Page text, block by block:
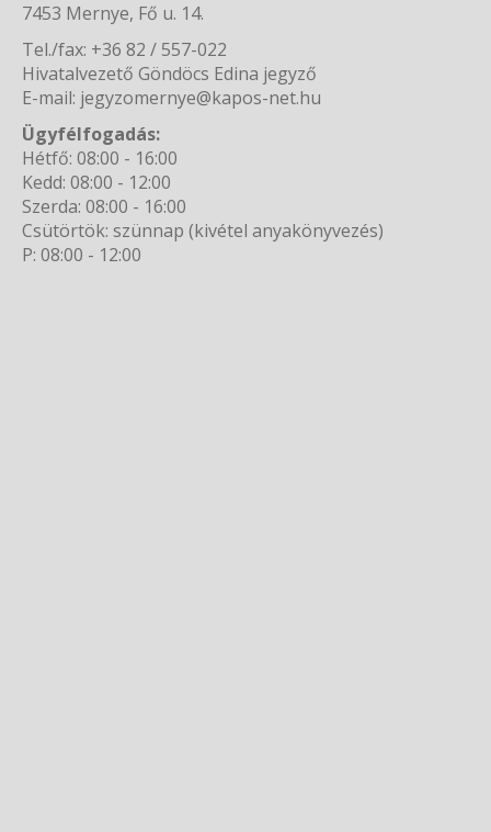
7453 Mernye, Fő u. 14.
Tel./fax: +36 82 / 557-022
Hivatalvezető Göndöcs Edina jegyző
E-mail: jegyzomernye@kapos-net.hu
Ügyfélfogadás:
Hétfő: 08:00 - 16:00
Kedd: 08:00 - 12:00
Szerda: 08:00 - 16:00
Csütörtök: szünnap (kivétel anyakönyvezés)
P: 08:00 - 12:00